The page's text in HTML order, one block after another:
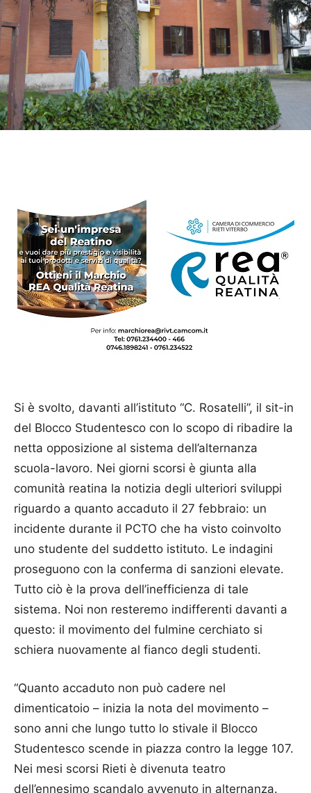
Si è svolto, davanti all’istituto “C. Rosatelli”, il sit-in
del Blocco Studentesco con lo scopo di ribadire la
netta opposizione al sistema dell’alternanza
scuola-lavoro. Nei giorni scorsi è giunta alla
comunità reatina la notizia degli ulteriori sviluppi
riguardo a quanto accaduto il 27 febbraio: un
incidente durante il PCTO che ha visto coinvolto
uno studente del suddetto istituto. Le indagini
proseguono con la conferma di sanzioni elevate.
Tutto ciò è la prova dell’inefficienza di tale
sistema. Noi non resteremo indifferenti davanti a
questo: il movimento del fulmine cerchiato si
schiera nuovamente al fianco degli studenti.
“Quanto accaduto non può cadere nel
dimenticatoio – inizia la nota del movimento –
sono anni che lungo tutto lo stivale il Blocco
Studentesco scende in piazza contro la legge 107.
Nei mesi scorsi Rieti è divenuta teatro
dell’ennesimo scandalo avvenuto in alternanza.